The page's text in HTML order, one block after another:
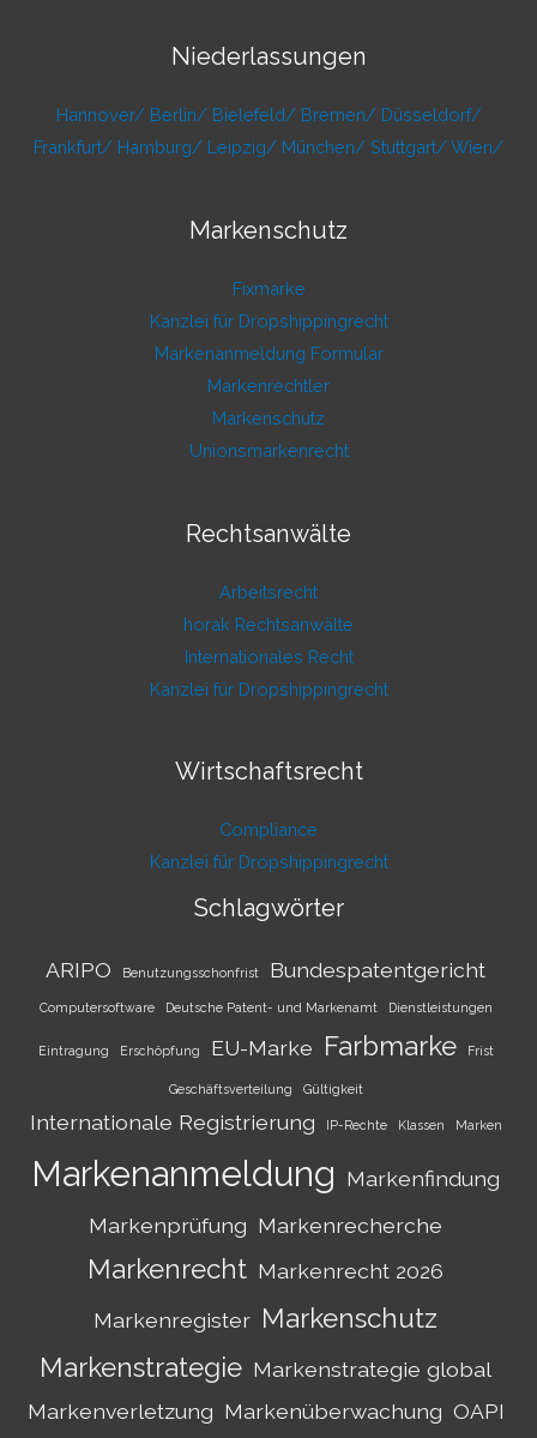
Niederlassungen
Hannover/ Berlin/ Bielefeld/ Bremen/ Düsseldorf/
Frankfurt/ Hamburg/ Leipzig/ München/ Stuttgart/ Wien/
Markenschutz
Fixmarke
Kanzlei für Dropshippingrecht
Markenanmeldung Formular
Markenrechtler
Markenschutz
Unionsmarkenrecht
Rechtsanwälte
Arbeitsrecht
horak Rechtsanwälte
Internationales Recht
Kanzlei für Dropshippingrecht
Wirtschaftsrecht
Compliance
Kanzlei für Dropshippingrecht
Schlagwörter
ARIPO Benutzungsschonfrist Bundespatentgericht
Computersoftware Deutsche Patent- und Markenamt Dienstleistungen
Eintragung Erschöpfung EU-Marke Farbmarke Frist
Geschäftsverteilung Gültigkeit
Internationale Registrierung IP-Rechte Klassen Marken
Markenanmeldung Markenfindung
Markenprüfung Markenrecherche
Markenrecht Markenrecht 2026
Markenregister Markenschutz
Markenstrategie Markenstrategie global
Markenverletzung Markenüberwachung OAPI